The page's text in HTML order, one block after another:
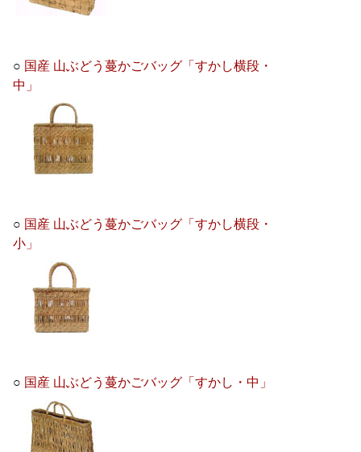
○ 国産 山ぶどう蔓かごバッグ「すかし横段・
中」
○ 国産 山ぶどう蔓かごバッグ「すかし横段・
小」
○ 国産 山ぶどう蔓かごバッグ「すかし・中」